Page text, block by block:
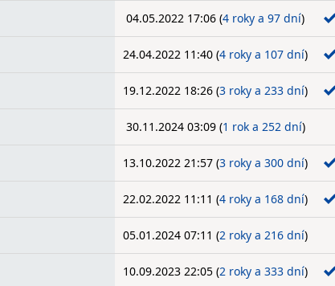
04.05.2022 17:06 (4 roky a 97 dní)
24.04.2022 11:40 (4 roky a 107 dní)
19.12.2022 18:26 (3 roky a 233 dní)
30.11.2024 03:09 (1 rok a 252 dní)
13.10.2022 21:57 (3 roky a 300 dní)
22.02.2022 11:11 (4 roky a 168 dní)
05.01.2024 07:11 (2 roky a 216 dní)
10.09.2023 22:05 (2 roky a 333 dní)